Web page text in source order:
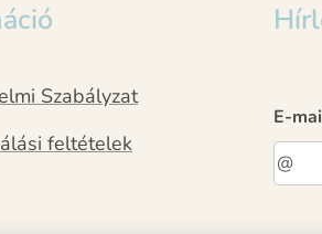
Szabályzat
feltételek
E-